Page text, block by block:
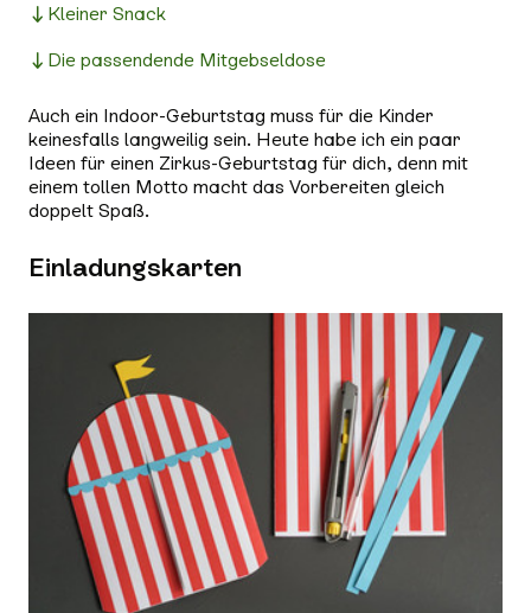
Kleiner Snack
Die passendende Mitgebseldose
Auch ein Indoor-Geburtstag muss für die Kinder
keinesfalls langweilig sein. Heute habe ich ein paar
Ideen für einen Zirkus-Geburtstag für dich, denn mit
einem tollen Motto macht das Vorbereiten gleich
doppelt Spaß.
Einladungskarten